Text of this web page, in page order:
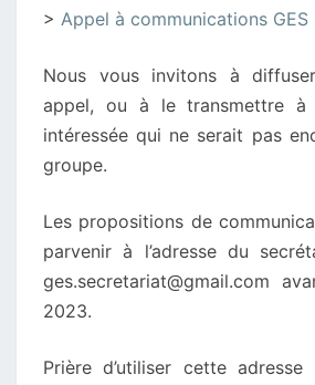
> Appel à communications GES
Nous vous invitons à
appel, ou à le transmettre à
intéressée qui ne serait pas
groupe.
Les propositions de
parvenir à l’adresse du
ges.secretariat@gmail.com
2023.
Prière d’utiliser cette adresse